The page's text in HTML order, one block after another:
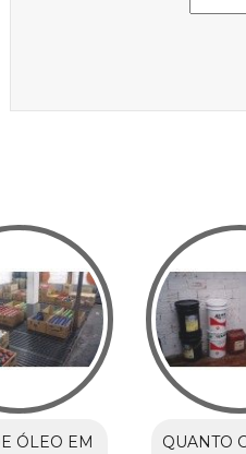
ÓLEO EM
QUANTO